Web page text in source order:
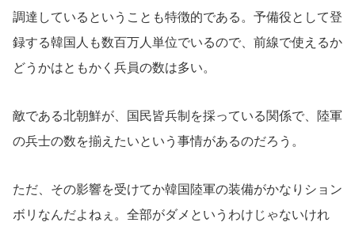
調達しているということも特徴的である。予備役として登
録する韓国人も数百万人単位でいるので、前線で使えるか
どうかはともかく兵員の数は多い。
敵である北朝鮮が、国民皆兵制を採っている関係で、陸軍
の兵士の数を揃えたいという事情があるのだろう。
ただ、その影響を受けてか韓国陸軍の装備がかなりション
ボリなんだよねぇ。全部がダメというわけじゃないけれ